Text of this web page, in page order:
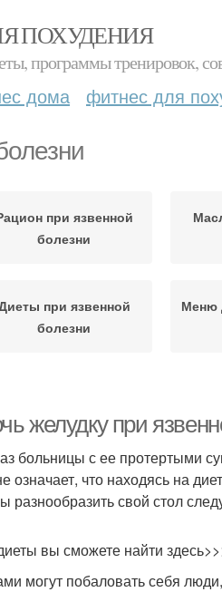
ПОХУДЕНИЯ
программы тренировок,
дома фитнес для
при язвенной
болезни
при язвенной
болезни
Меню
желудку при
больницы с ее протертыми
означает, что находясь на
свой стол
вы сможете найти
могут побаловать себя